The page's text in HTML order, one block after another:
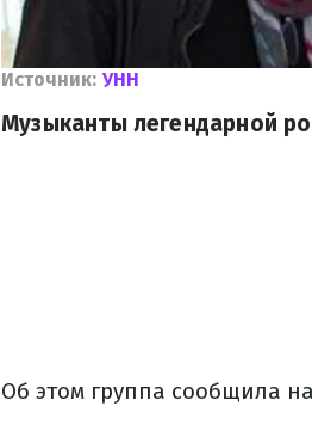
Источник: УНН
Музыканты легендарной
Об этом группа сообщила